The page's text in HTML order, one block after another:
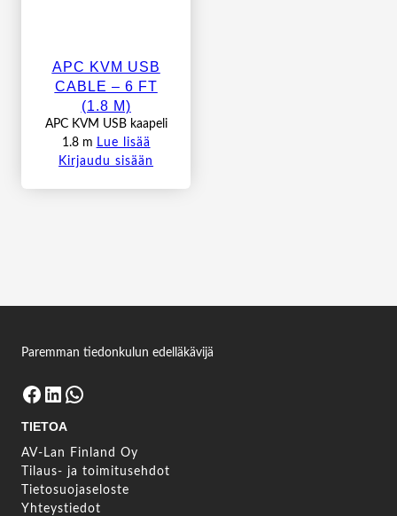
APC KVM USB
CABLE – 6 FT
(1.8 M)
APC KVM USB kaapeli
1.8 m Lue lisää
Kirjaudu sisään
Paremman tiedonkulun edelläkävijä
Facebook LinkedIn WhatsApp
TIETOA
AV-Lan Finland Oy
Tilaus- ja toimitusehdot
Tietosuojaseloste
Yhteystiedot